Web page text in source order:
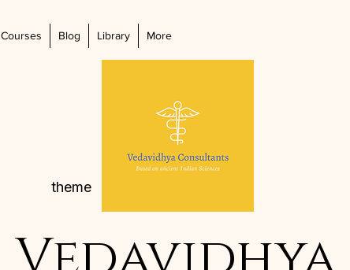
Courses Blog Library More
theme